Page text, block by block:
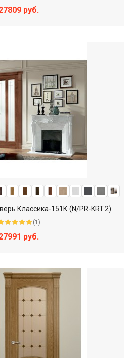
руб.
Классика-151К (N/PR-KRT.2)
(1)
руб.